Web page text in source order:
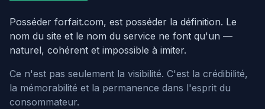
Posséder forfait.com, est posséder la définition. Le
nom du site et le nom du service ne font qu'un —
naturel, cohérent et impossible à imiter.
Ce n'est pas seulement la visibilité. C'est la crédibilité,
la mémorabilité et la permanence dans l'esprit du
consommateur.